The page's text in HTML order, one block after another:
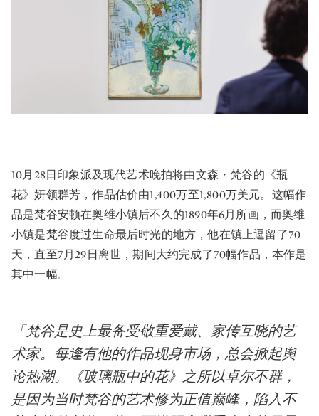
10月28日印象派及现代艺术晚拍将由文森・梵谷的《瓶
花》妍领群芳，作品估价由1,400万至1,800万美元。这幅作
品是梵谷安顿在奥维小镇后不久的1890年6月所画，而奥维
小镇是梵谷度过生命最后时光的地方，他在镇上逗留了70
天，直至7月29日离世，期间大约完成了70幅作品，本作是
其中一幅。
「梵谷是史上最备受敬重爱戴、家传互晓的艺
术家。每逢有他的作品现身市场，总会掀起舆
论热潮。《玻璃瓶中的花》之所以卓尔不群，
是因为当时梵谷的艺术修为正值巅峰，陷入不